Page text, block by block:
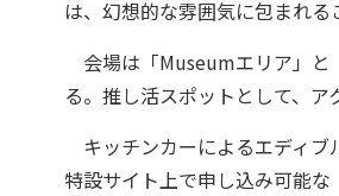
は、幻想的な雰囲気に包まれる
会場は「Museumエリア」と
る。推し活スポットとして、
キッチンカーによるエディブ
特設サイト上で申し込み可能な